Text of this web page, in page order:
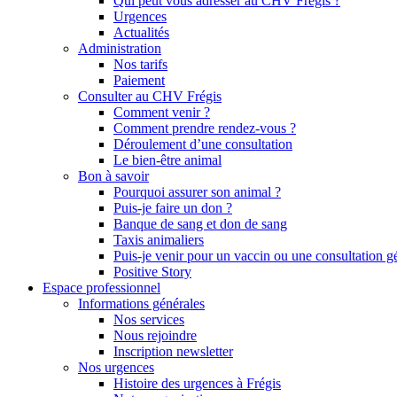
Urgences
Actualités
Administration
Nos tarifs
Paiement
Consulter au CHV Frégis
Comment venir ?
Comment prendre rendez-vous ?
Déroulement d’une consultation
Le bien-être animal
Bon à savoir
Pourquoi assurer son animal ?
Puis-je faire un don ?
Banque de sang et don de sang
Taxis animaliers
Puis-je venir pour un vaccin ou une consultation
Positive Story
Espace professionnel
Informations générales
Nos services
Nous rejoindre
Inscription newsletter
Nos urgences
Histoire des urgences à Frégis